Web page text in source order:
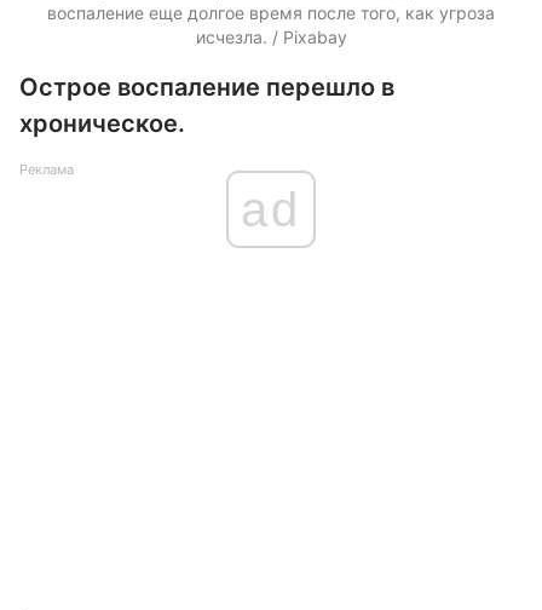
воспаление еще долгое время после того, как угроза
исчезла. / Pixabay
Острое воспаление перешло в
хроническое.
Реклама
ad